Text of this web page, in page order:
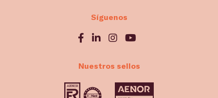
Síguenos
Nuestros sellos